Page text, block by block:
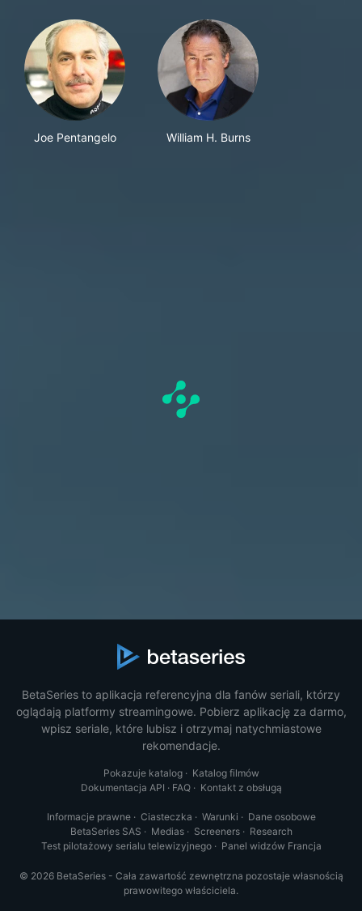
Joe Pentangelo William H. Burns
BetaSeries to aplikacja referencyjna dla fanów seriali, którzy
oglądają platformy streamingowe. Pobierz aplikację za darmo,
wpisz seriale, które lubisz i otrzymaj natychmiastowe
rekomendacje.
Pokazuje katalog· Katalog filmów
Dokumentacja API · FAQ· Kontakt z obsługą
Informacje prawne· Ciasteczka · Warunki · Dane osobowe
BetaSeries SAS · Medias· Screeners· Research
Test pilotażowy serialu telewizyjnego· Panel widzów Francja
© 2026 BetaSeries - Cała zawartość zewnętrzna pozostaje własnością
prawowitego właściciela.